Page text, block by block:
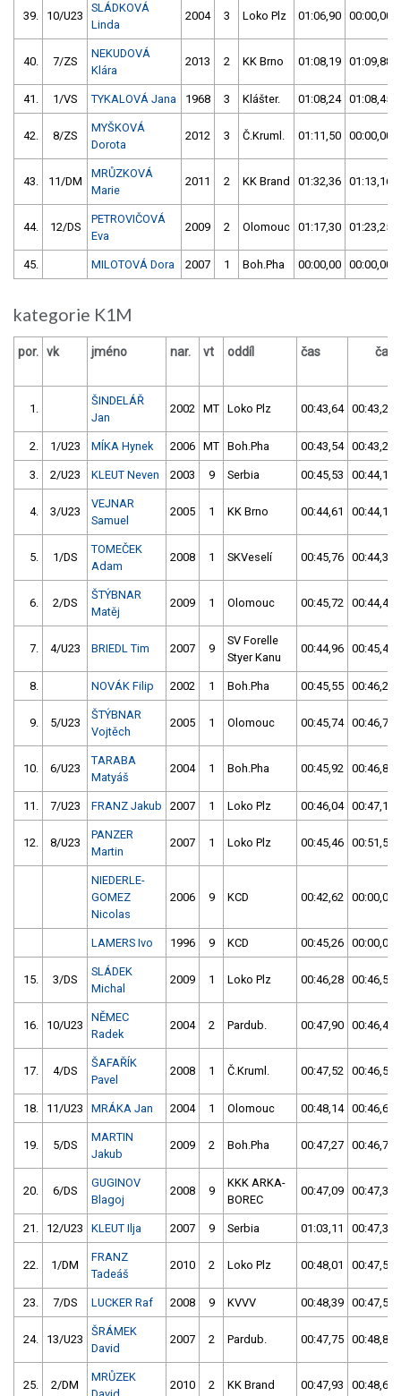
39. 10/U23
SLÁDKOVÁ
Linda
2004 3 Loko Plz 01:06,90 00:00,00
40. 7/ZS
NEKUDOVÁ
Klára
2013 2 KK Brno 01:08,19 01:09,88
41. 1/VS TYKALOVÁ Jana 1968 3 Klášter. 01:08,24 01:08,45
42. 8/ZS
MYŠKOVÁ
Dorota
2012 3 Č.Kruml. 01:11,50 00:00,00
43. 11/DM
MRŮZKOVÁ
Marie
2011 2 KK Brand 01:32,36 01:13,16
44. 12/DS
PETROVIČOVÁ
Eva
2009 2 Olomouc 01:17,30 01:23,25
45. MILOTOVÁ Dora 2007 1 Boh.Pha 00:00,00 00:00,00
kategorie K1M
por. vk jméno nar. vt oddíl čas čas
1.
ŠINDELÁŘ
Jan
2002 MT Loko Plz 00:43,64 00:43,22
2. 1/U23 MÍKA Hynek 2006 MT Boh.Pha 00:43,54 00:43,28
3. 2/U23 KLEUT Neven 2003 9 Serbia 00:45,53 00:44,10
4. 3/U23
VEJNAR
Samuel
2005 1 KK Brno 00:44,61 00:44,19
5. 1/DS
TOMEČEK
Adam
2008 1 SKVeselí 00:45,76 00:44,33
6. 2/DS
ŠTÝBNAR
Matěj
2009 1 Olomouc 00:45,72 00:44,42
7. 4/U23 BRIEDL Tim 2007 9
SV Forelle
Styer Kanu
00:44,96 00:45,42
8. NOVÁK Filip 2002 1 Boh.Pha 00:45,55 00:46,28
9. 5/U23
ŠTÝBNAR
Vojtěch
2005 1 Olomouc 00:45,74 00:46,76
10. 6/U23
TARABA
Matyáš
2004 1 Boh.Pha 00:45,92 00:46,89
11. 7/U23 FRANZ Jakub 2007 1 Loko Plz 00:46,04 00:47,16
12. 8/U23
PANZER
Martin
2007 1 Loko Plz 00:45,46 00:51,56
NIEDERLE-
GOMEZ
Nicolas
2006 9 KCD 00:42,62 00:00,00
LAMERS Ivo 1996 9 KCD 00:45,26 00:00,00
15. 3/DS
SLÁDEK
Michal
2009 1 Loko Plz 00:46,28 00:46,51
16. 10/U23
NĚMEC
Radek
2004 2 Pardub. 00:47,90 00:46,45
17. 4/DS
ŠAFAŘÍK
Pavel
2008 1 Č.Kruml. 00:47,52 00:46,51
18. 11/U23 MRÁKA Jan 2004 1 Olomouc 00:48,14 00:46,67
19. 5/DS
MARTIN
Jakub
2009 2 Boh.Pha 00:47,27 00:46,70
20. 6/DS
GUGINOV
Blagoj
2008 9
KKK ARKA-
BOREC
00:47,09 00:47,31
21. 12/U23 KLEUT Ilja 2007 9 Serbia 01:03,11 00:47,35
22. 1/DM
FRANZ
Tadeáš
2010 2 Loko Plz 00:48,01 00:47,53
23. 7/DS LUCKER Raf 2008 9 KVVV 00:48,39 00:47,53
24. 13/U23
ŠRÁMEK
David
2007 2 Pardub. 00:47,75 00:48,81
25. 2/DM
MRŮZEK
2010 2 KK Brand 00:47,93 00:48,69